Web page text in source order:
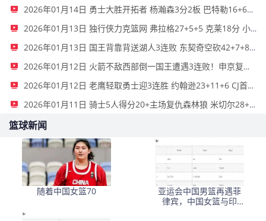
2026年01月14日 勇士大胜开拓者 杨瀚森3分2板 巴特勒16+6+5 库里9中2送11助
2026年01月13日 独行侠力克篮网 弗拉格27+5+5 克莱18分 小波特28+9
2026年01月13日 国王背靠背送湖人3连败 东契奇空砍42+7+8+4断 威少22+5+7
2026年01月12日 火箭不敌西部倒一国王遭遇3连败！申京复出19+9 阿门31+13+6
2026年01月12日 老鹰轻取勇士迎3连胜 约翰逊23+11+6 CJ首秀12分 库里31+5
2026年01月11日 骑士5人得分20+主场复仇森林狼 米切尔28+8 爱德华兹25+5
篮球新闻
随着中国女篮70
亚运会中国男篮再遇菲
律宾，中国女篮与印